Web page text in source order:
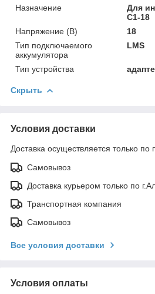
Назначение
Для
С1-18
Напряжение (В)
18
Тип подключаемого
аккумулятора
LMS
Тип устройства
Скрыть
Условия доставки
Доставка осуществляется только по
Самовывоз
Доставка курьером только по
Транспортная компания
Самовывоз
Все условия доставки
Условия оплаты